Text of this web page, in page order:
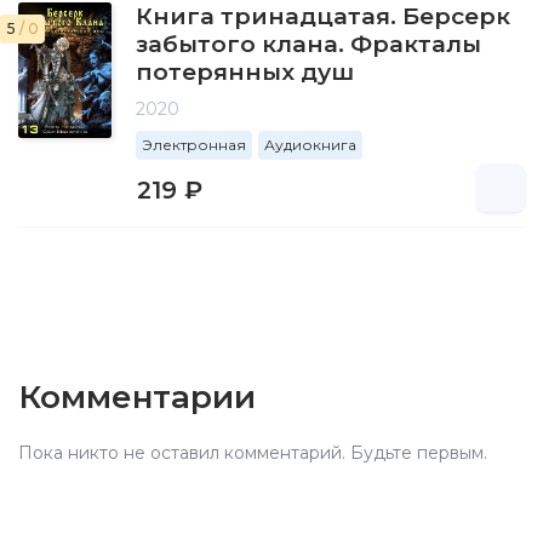
5 / 0
Книга тринадцатая. Берсерк
забытого клана. Фракталы
потерянных душ
2020
Электронная Аудиокнига
219 ₽
Комментарии
Пока никто не оставил комментарий. Будьте первым.